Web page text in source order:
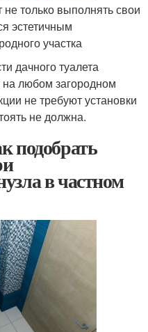
только выполнять свои
эстетичным
участка
дачного туалета
на любом загородном
не требуют установки
не должна.
подобрать
в частном